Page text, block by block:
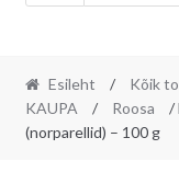
Esileht /
Kõik
KAUPA
/ Roosa
/
(norparellid) – 100 g